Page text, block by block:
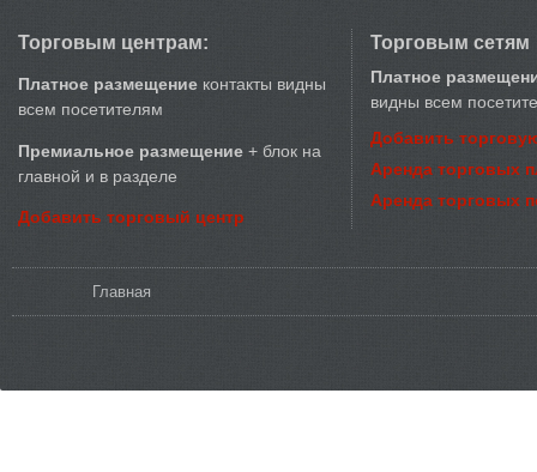
Торговым центрам:
Платное размещение контакты видны
всем посетителям
Премиальное размещение + блок на
главной и в разделе
Добавить торговый центр
Торговым сетям
Платное
видны всем
Добавить
Аренда торговых
Аренда торговых
Главная